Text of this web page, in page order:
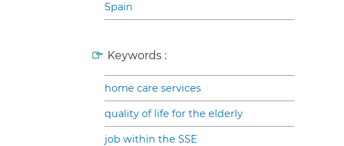
Spain
Keywords :
home care services
quality of life for the elderly
job within the SSE